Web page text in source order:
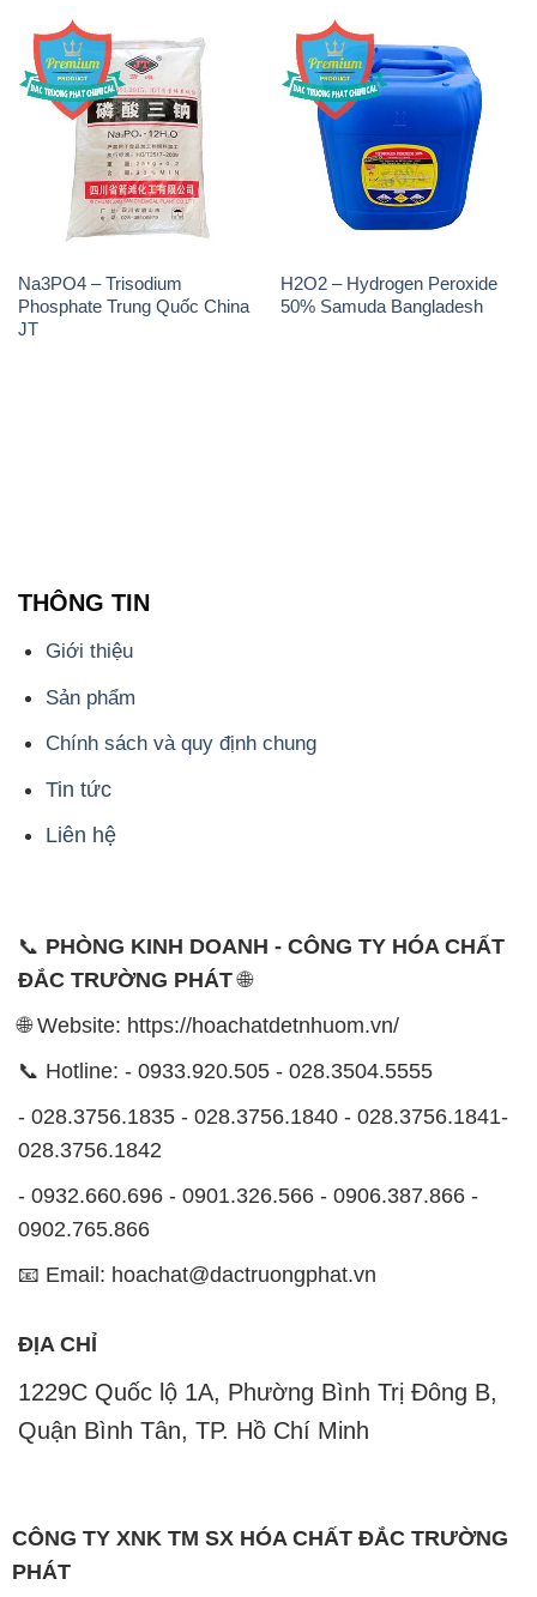
THÔNG TIN
Giới thiệu
Sản phẩm
Chính sách và quy định chung
Tin tức
Liên hệ
- 0932.660.696 - 0901.326.566 - 0906.387.866 -
0902.765.866
📧 Email: hoachat@dactruongphat.vn
ĐỊA CHỈ
1229C Quốc lộ 1A, Phường Bình Trị Đông B,
Quận Bình Tân, TP. Hồ Chí Minh
CÔNG TY XNK TM SX HÓA CHẤT ĐẮC TRƯỜNG
PHÁT
Công ty Hóa Chất Đắc Trường Phát, hoạt động dưới
tên miềnhoachatdetnhuom.vn, là một đơn vị
công nghiệp đa dạng, nhằm đáp ứng nhu cầu sử
dụng của khách hàng một cách tốt nhất.
Chúng tôi cam kết mang đến sự hài lòng và đáp ứng
mọi nhu cầu của khách hàng với tiêu chí hàng đầu.
Chúng tôi cung cấp những sản phẩm hóa chất với
sự thành công của khách hàng.
Uy tín là một trong những nguyên tắc quan trọng
trong hoạt động kinh doanh của chúng tôi. Chúng tôi
hài lòng đối tác. Đồng thời, chúng tôi tạo mức giá
cạnh tranh, nhằm đem lại lợi ích và sự phát triển lâu